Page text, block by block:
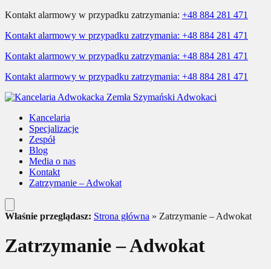
Kontakt alarmowy w przypadku zatrzymania: +48 884 281 471
Kontakt alarmowy w przypadku zatrzymania: +48 884 281 471
Kontakt alarmowy w przypadku zatrzymania: +48 884 281 471
Kontakt alarmowy w przypadku zatrzymania: +48 884 281 471
Kancelaria
Specjalizacje
Zespół
Blog
Media o nas
Kontakt
Zatrzymanie – Adwokat
Właśnie przeglądasz: Strona główna » Zatrzymanie – Adwokat
Zatrzymanie – Adwokat